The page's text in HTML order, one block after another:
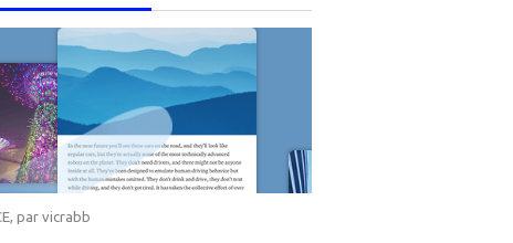
, par vicrabb